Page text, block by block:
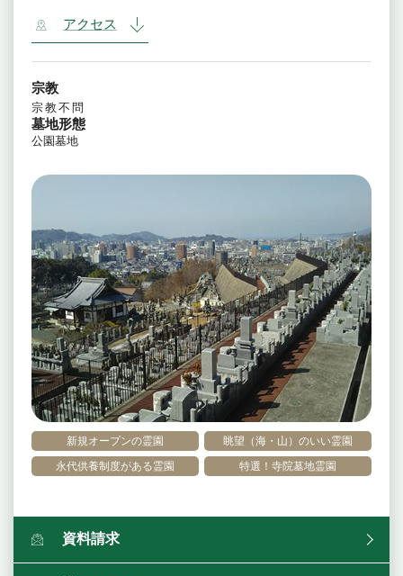
新規オープンの霊園
眺望（海・山）のいい霊園
永代供養制度がある霊園
特選！寺院墓地霊園
アクセス
宗教
宗教不問
墓地形態
公園墓地
資料請求